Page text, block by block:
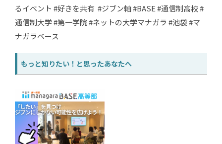
るイベント #好きを共有 #ジブン軸 #BASE #通信制高校 #
通信制大学 #第一学院 #ネットの大学マナガラ #池袋 #マ
ナガラベース
もっと知りたい！と思ったあなたへ